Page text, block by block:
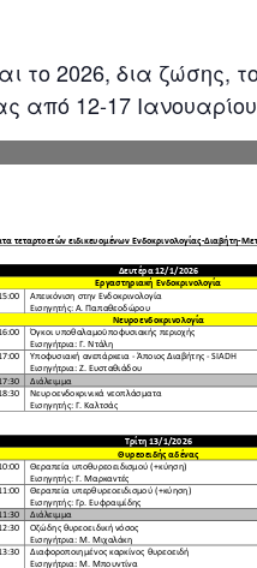
2026, δια ζώσης,
από 12-17